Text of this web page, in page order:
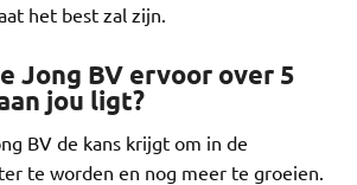
het best zal zijn.
Jong BV ervoor over 5
jou ligt?
BV de kans krijgt om in de
te worden en nog meer te groeien.